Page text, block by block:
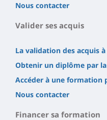
Nous contacter
Valider ses acquis
La validation des acquis
Obtenir un diplôme par la
Accéder à une formation
Nous contacter
Financer sa formation